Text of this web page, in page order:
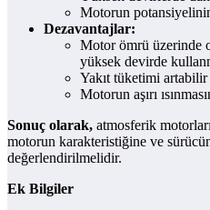
Motorun
Dezavantajlar:
Motor ömrü üzerinde
yüksek devirde
Yakıt tüketimi artabilir
Motorun aşırı
Sonuç olarak, atmosferik
motorun karakteristiğine ve
değerlendirilmelidir.
Ek Bilgiler